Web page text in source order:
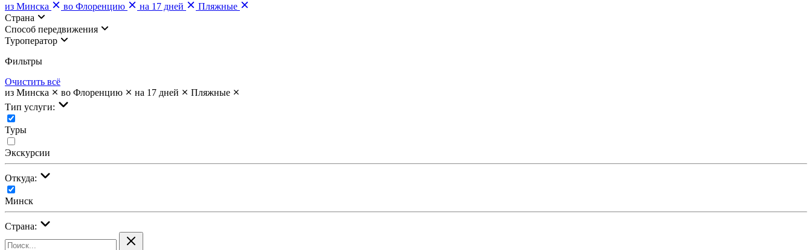
из Минска
во Флоренцию на 17 дней
Пляжные
Страна
Cпособ передвижения
Туроператор
Фильтры
Очистить всё
из Минска
во Флоренцию на 17 дней
Пляжные
Тип услуги:
Туры
Экскурсии
Откуда:
Минск
Страна: